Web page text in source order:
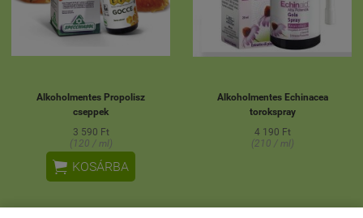
Alkoholmentes Propolisz
cseppek
3 590 Ft
(120 / ml)
 KOSÁRBA
Alkoholmentes Echinacea
torokspray
4 190 Ft
(210 / ml)